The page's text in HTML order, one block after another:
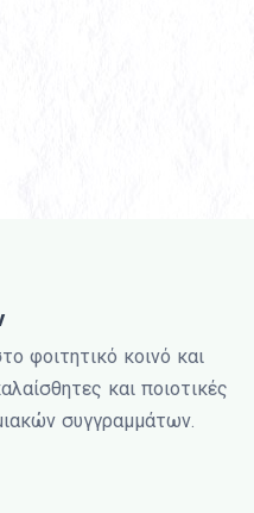
φοιτητικό κοινό και
και ποιοτικές
συγγραμμάτων.